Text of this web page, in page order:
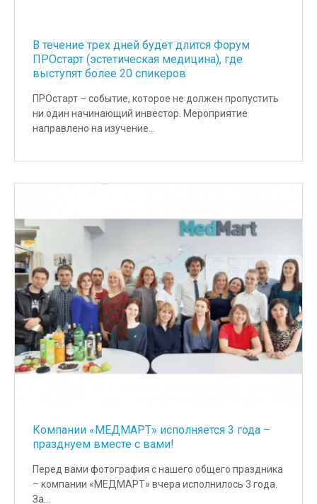
В течение трех дней будет длится Форум
ПРОстарт (эстетическая медицина), где
выступят более 20 спикеров
ПРОстарт – событие, которое не должен пропустить
ни один начинающий инвестор. Мероприятие
направлено на изучение…
Компании «МЕДМАРТ» исполняется 3 года –
празднуем вместе с вами!
Перед вами фотография с нашего общего праздника
– компании «МЕДМАРТ» вчера исполнилось 3 года.
За…